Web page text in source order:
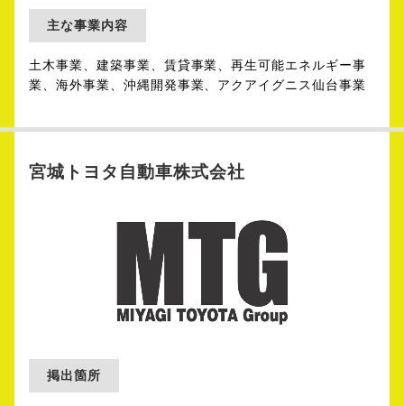
主な事業内容
土木事業、建築事業、賃貸事業、再生可能エネルギー事
業、海外事業、沖縄開発事業、アクアイグニス仙台事業
宮城トヨタ自動車株式会社
掲出箇所